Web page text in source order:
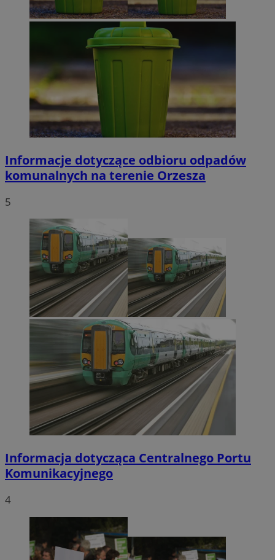
Informacje dotyczące odbioru odpadów
komunalnych na terenie Orzesza
5
Informacja dotycząca Centralnego Portu
Komunikacyjnego
4